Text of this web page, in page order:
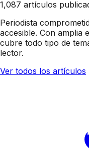
1,087 artículos
Periodista
accesible. Con amplia
cubre todo tipo de
lector.
Ver todos los artículos